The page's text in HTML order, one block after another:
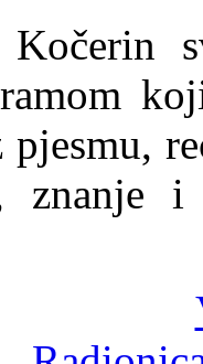
Kočerin
znanje